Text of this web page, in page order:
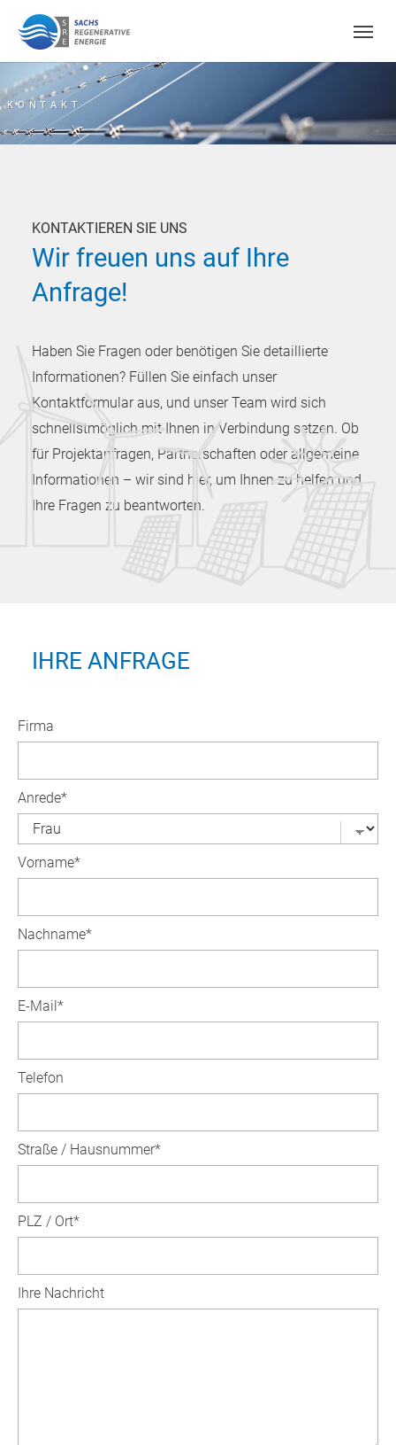
Skip to main content
KONTAKT
KONTAKTIEREN SIE UNS
Wir freuen uns auf Ihre
Anfrage!
Haben Sie Fragen oder benötigen Sie detaillierte
Informationen? Füllen Sie einfach unser
Kontaktformular aus, und unser Team wird sich
schnellstmöglich mit Ihnen in Verbindung setzen. Ob
für Projektanfragen, Partnerschaften oder allgemeine
Informationen – wir sind hier, um Ihnen zu helfen und
Ihre Fragen zu beantworten.
IHRE ANFRAGE
Firma
Anrede*
Vorname*
Nachname*
E-Mail *
Telefon
Straße / Hausnummer*
PLZ / Ort*
Ihre Nachricht
LEISTUNGEN
Betriebsführung
Pflege
AKTUELLES